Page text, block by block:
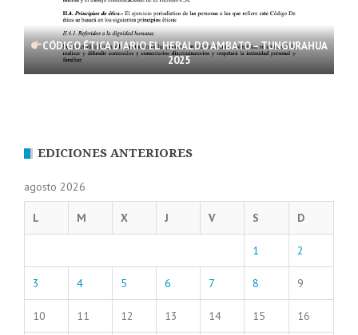
CÓDIGO ÉTICA DIARIO EL HERALDO AMBATO – TUNGURAHUA
2025
EDICIONES ANTERIORES
agosto 2026
L M X J V S D
1 2
3 4 5 6 7 8 9
10 11 12 13 14 15 16